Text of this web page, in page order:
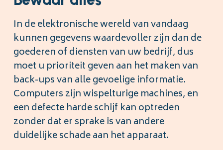
In de elektronische wereld van vandaag
kunnen gegevens waardevoller zijn dan de
goederen of diensten van uw bedrijf, dus
moet u prioriteit geven aan het maken van
back-ups van alle gevoelige informatie.
Computers zijn wispelturige machines, en
een defecte harde schijf kan optreden
zonder dat er sprake is van andere
duidelijke schade aan het apparaat.